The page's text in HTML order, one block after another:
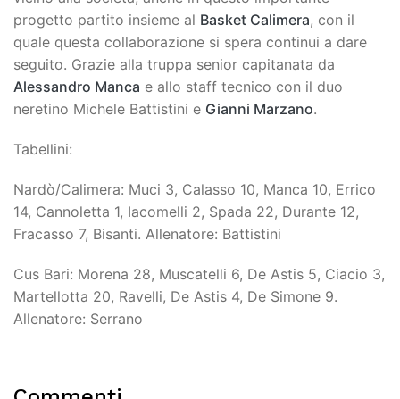
progetto partito insieme al Basket Calimera, con il
quale questa collaborazione si spera continui a dare
seguito. Grazie alla truppa senior capitanata da
Alessandro Manca e allo staff tecnico con il duo
neretino Michele Battistini e Gianni Marzano.
Tabellini:
Nardò/Calimera: Muci 3, Calasso 10, Manca 10, Errico
14, Cannoletta 1, Iacomelli 2, Spada 22, Durante 12,
Fracasso 7, Bisanti. Allenatore: Battistini
Cus Bari: Morena 28, Muscatelli 6, De Astis 5, Ciacio 3,
Martellotta 20, Ravelli, De Astis 4, De Simone 9.
Allenatore: Serrano